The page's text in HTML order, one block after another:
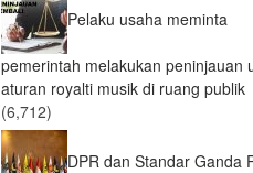
Pelaku usaha meminta
pemerintah melakukan peninjauan
aturan royalti musik di ruang publik
(6,712)
DPR dan Standar Ganda